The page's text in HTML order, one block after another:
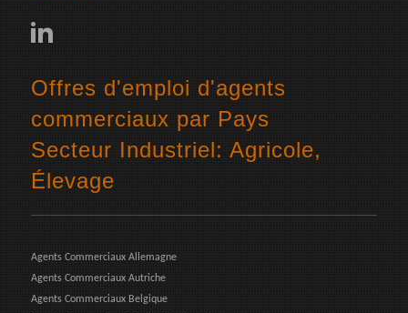
Offres d'emploi d'agents
commerciaux par Pays
Secteur Industriel: Agricole,
Élevage
Agents Commerciaux Allemagne
Agents Commerciaux Autriche
Agents Commerciaux Belgique